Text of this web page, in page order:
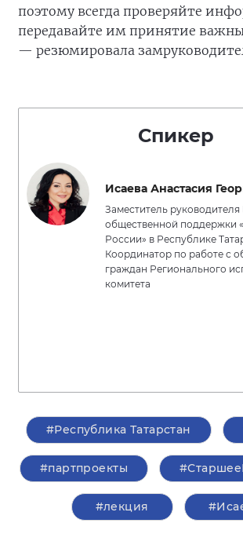
поэтому всегда проверяйте
передавайте им принятие
— резюмировала
Спикер
Исаева Анастасия
Заместитель
общественной поддержки
России» в Республике
Координатор по работе с
граждан Регионального
комитета
#Республика Татарстан
#партпроекты
#лекция